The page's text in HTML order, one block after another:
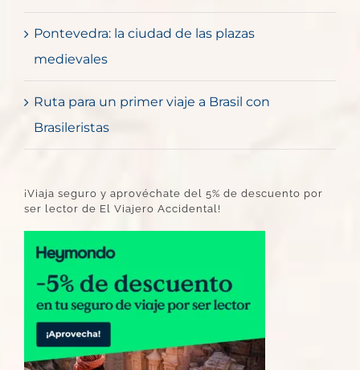
Pontevedra: la ciudad de las plazas
medievales
Ruta para un primer viaje a Brasil con
Brasileristas
¡Viaja seguro y aprovéchate del 5% de descuento por
ser lector de El Viajero Accidental!